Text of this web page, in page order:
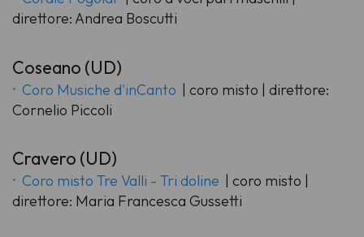
direttore: Andrea Boscutti
Coseano (UD)
Coro Musiche d'inCanto | coro misto | direttore:
Cornelio Piccoli
Cravero (UD)
Coro misto Tre Valli - Tri doline | coro misto |
direttore: Maria Francesca Gussetti